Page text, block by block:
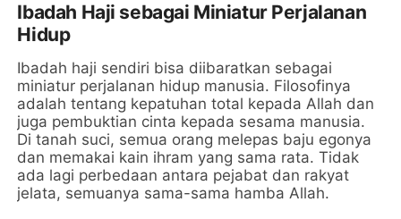
Ibadah Haji sebagai Miniatur Perjalanan
Hidup
Ibadah haji sendiri bisa diibaratkan sebagai
miniatur perjalanan hidup manusia. Filosofinya
adalah tentang kepatuhan total kepada Allah dan
juga pembuktian cinta kepada sesama manusia.
Di tanah suci, semua orang melepas baju egonya
dan memakai kain ihram yang sama rata. Tidak
ada lagi perbedaan antara pejabat dan rakyat
jelata, semuanya sama-sama hamba Allah.